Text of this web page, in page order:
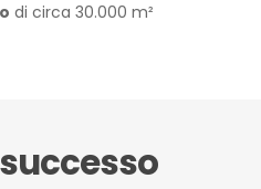
di circa 30.000 m²